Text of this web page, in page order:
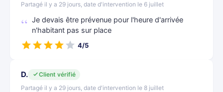
Partagé il y a 29 jours, date d'intervention le 6 juillet
Je devais être prévenue pour l'heure d'arrivée
n'habitant pas sur place
4/5
D.
Client vérifié
Partagé il y a 29 jours, date d'intervention le 8 juillet